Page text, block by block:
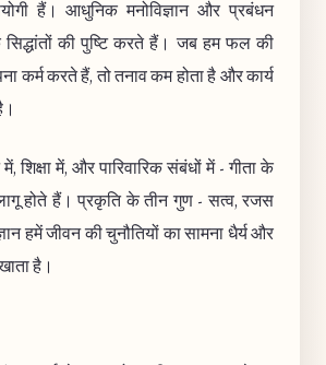
हैं। आधुनिक मनोविज्ञान और प्रबंधन
सिद्धांतों की पुष्टि करते हैं। जब हम फल की
कर्म करते हैं, तो तनाव कम होता है और कार्य
शिक्षा में, और पारिवारिक संबंधों में - गीता के
लागू होते हैं। प्रकृति के तीन गुण - सत्व, रजस
हमें जीवन की चुनौतियों का सामना धैर्य और
है।